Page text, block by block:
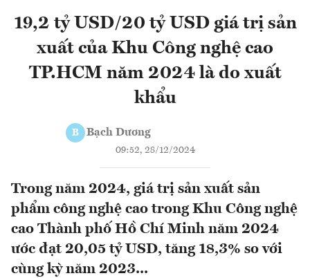
19,2 tỷ USD/20 tỷ USD giá trị sản
xuất của Khu Công nghệ cao
TP.HCM năm 2024 là do xuất
khẩu
B Bạch Dương
09:52, 28/12/2024
Trong năm 2024, giá trị sản xuất sản
phẩm công nghệ cao trong Khu Công nghệ
cao Thành phố Hồ Chí Minh năm 2024
ước đạt 20,05 tỷ USD, tăng 18,3% so với
cùng kỳ năm 2023...